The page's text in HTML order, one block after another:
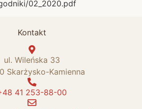
02_2020.pdf
Kontakt
ul. Wileńska 33
Skarżysko-Kamienna
41 253-88-00